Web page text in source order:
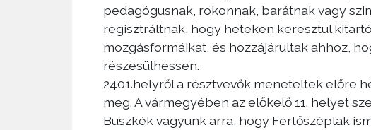
pedagógusnak, rokonnak, barátnak vagy
regisztráltnak, hogy heteken keresztül
mozgásformáikat, és hozzájárultak ahhoz,
részesülhessen.
2401.helyről a résztvevők meneteltek előre
meg. A vármegyében az előkelő 11. helyet
Büszkék vagyunk arra, hogy Fertőszéplak